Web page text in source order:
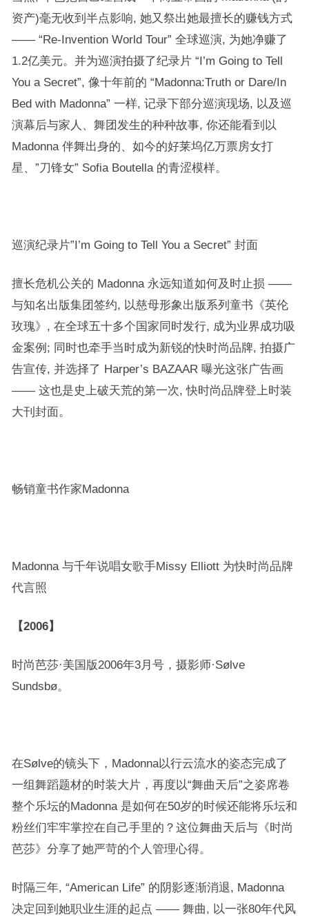
资产)毫无收到半点影响, 她又祭出她最擅长的赚钱方式
—— “Re-Invention World Tour” 全球巡演, 为她净赚了
1.2亿美元。并为巡演拍摄了纪录片 “I’m Going to Tell
You a Secret”, 像十年前的 “Madonna:Truth or Dare/In
Bed with Madonna” 一样, 记录下部分巡演现场, 以及巡
演幕后与家人、舞团发生的种种故事, 你还能看到以
Madonna 伴舞出身的、如今的好莱坞亿万票房女打
星、”刀锋女” Sofia Boutella 的青涩模样。
巡演纪录片”I’m Going to Tell You a Secret” 封面
擅长危机公关的 Madonna 永远知道如何及时止损 ——
与知名出版集团签约, 以慈母形象出版系列童书《英伦
玫瑰》, 在全球五十多个国家同时发行, 成为业界成功吸
金案例; 同时也牵手当时成为新锐的快时尚品牌, 拍摄广
告宣传, 并选择了 Harper’s BAZAAR 曝光这张广告画
—— 这也是史上破天荒的第一次, 快时尚品牌登上时装
大刊封面。
畅销童书作家Madonna
Madonna 与千年说唱女歌手Missy Elliott 为快时尚品牌
代言照
【2006】
时尚芭莎·美国版2006年3月号，摄影师·Sølve
Sundsbø。
在Sølve的镜头下，Madonna以行云流水的姿态完成了
一组舞蹈题材的时装大片，再度以“舞曲天后”之姿席卷
整个乐坛的Madonna 是如何在50岁的时候还能将乐坛和
粉丝们牢牢掌控在自己手里的？这位舞曲天后与《时尚
芭莎》分享了她严苛的个人管理心得。
时隔三年, “American Life” 的阴影逐渐消退, Madonna
决定回到她职业生涯的起点 —— 舞曲, 以一张80年代风